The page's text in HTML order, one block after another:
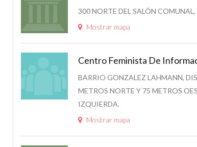
300 NORTE DEL SALÓN
Mostrar mapa
Centro Feminista De
BARRIO GONZALEZ LAHMANN,
METROS NORTE Y 75 METROS
IZQUIERDA.
Mostrar mapa